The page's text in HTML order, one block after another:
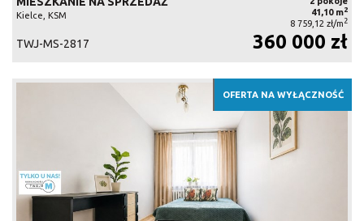
Kielce, KSM
41,10 m2
8 759,12 zł/m 2
TWJ-MS-2817 360 000 zł
OFERTA NA WYŁĄCZNOŚĆ